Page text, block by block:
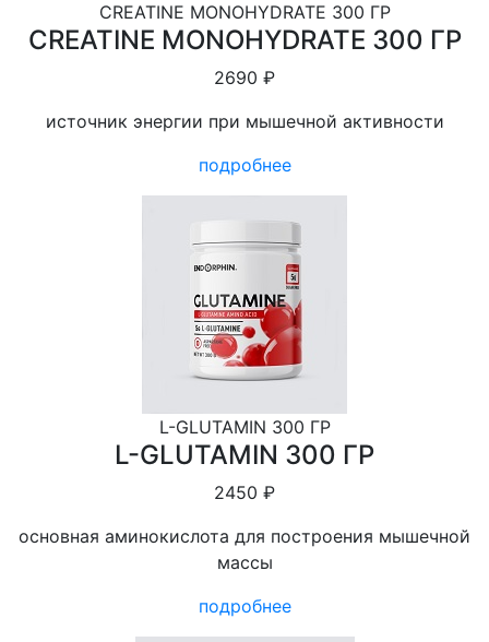
CREATINE MONOHYDRATE 300 ГР
CREATINE MONOHYDRATE 300 ГР
2690 ₽
источник энергии при мышечной активности
подробнее
L-GLUTAMIN 300 ГР
L-GLUTAMIN 300 ГР
2450 ₽
основная аминокислота для построения мышечной
массы
подробнее